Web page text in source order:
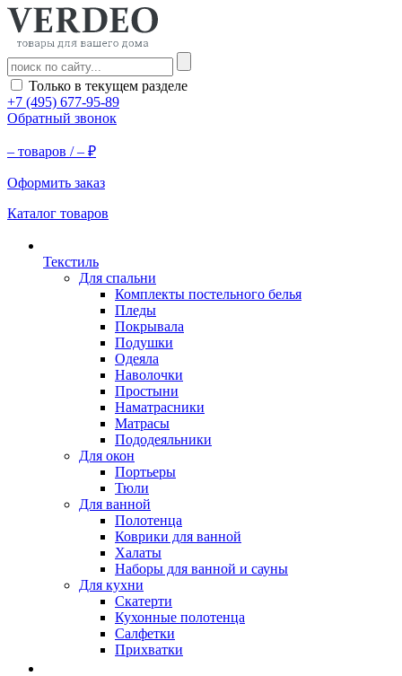
Только в текущем разделе
+7 (495) 677-95-89
Обратный звонок
– товаров /– ₽
Оформить заказ
Каталог товаров
Текстиль
Для спальни
Комплекты постельного белья
Пледы
Покрывала
Подушки
Одеяла
Наволочки
Простыни
Наматрасники
Матрасы
Пододеяльники
Для окон
Портьеры
Тюли
Для ванной
Полотенца
Коврики для ванной
Халаты
Наборы для ванной и сауны
Для кухни
Скатерти
Кухонные полотенца
Салфетки
Прихватки